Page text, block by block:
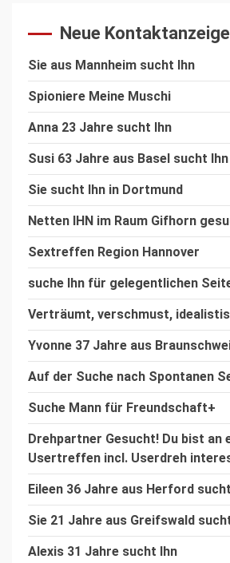
Neue
Sie aus Mannheim sucht Ihn
Spioniere Meine Muschi
Anna 23 Jahre sucht Ihn
Susi 63 Jahre aus Basel sucht
Sie sucht Ihn in Dortmund
Netten IHN im Raum Gifhorn
Sextreffen Region Hannover
suche Ihn für gelegentlichen
Verträumt, verschmust,
Yvonne 37 Jahre aus
Auf der Suche nach Spontanen
Suche Mann für Freundschaft+
Drehpartner Gesucht! Du bist an
Usertreffen incl. Userdreh
Eileen 36 Jahre aus Herford
Sie 21 Jahre aus Greifswald
Alexis 31 Jahre sucht Ihn